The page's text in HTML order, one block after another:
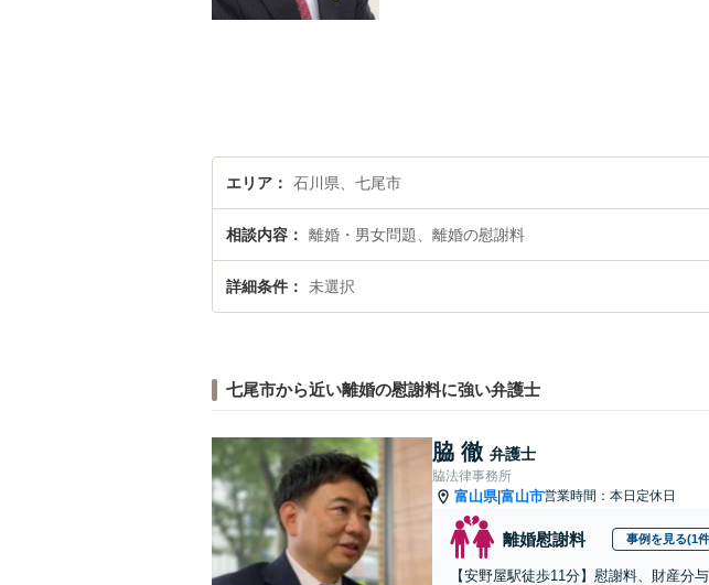
エリア 石川県、七尾市
相談内容 離婚・男女問題、離婚の慰謝料
詳細条件 未選択
七尾市から近い離婚の慰謝料に強い弁護士
脇 徹 弁護士
脇法律事務所
富山県|富山市営業時間：本日定休日
離婚慰謝料 事例を見る(1
【安野屋駅徒歩11分】慰謝料、財産分